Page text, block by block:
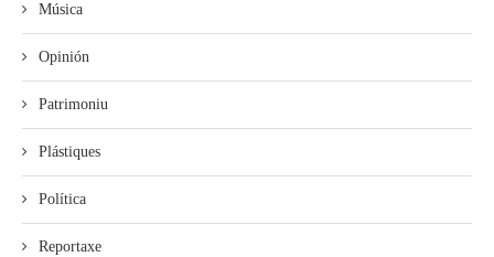
Música
Opinión
Patrimoniu
Plástiques
Política
Reportaxe